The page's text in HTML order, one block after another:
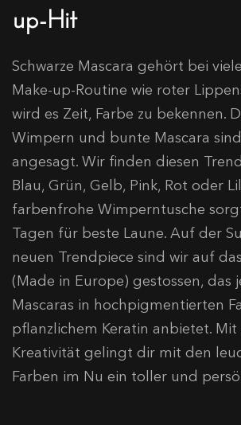
up-Hit
Schwarze Mascara gehört bei
Make-up-Routine wie roter
wird es Zeit, Farbe zu bekennen.
Wimpern und bunte Mascara
angesagt. Wir finden diesen
Blau, Grün, Gelb, Pink, Rot oder
farbenfrohe Wimperntusche
Tagen für beste Laune. Auf der
neuen Trendpiece sind wir auf
(Made in Europe) gestossen, das
Mascaras in hochpigmentierten
pflanzlichem Keratin anbietet. Mit
Kreativität gelingt dir mit den
Farben im Nu ein toller und